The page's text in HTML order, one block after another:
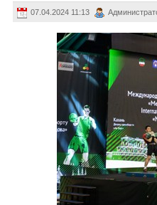
07.04.2024 11:13